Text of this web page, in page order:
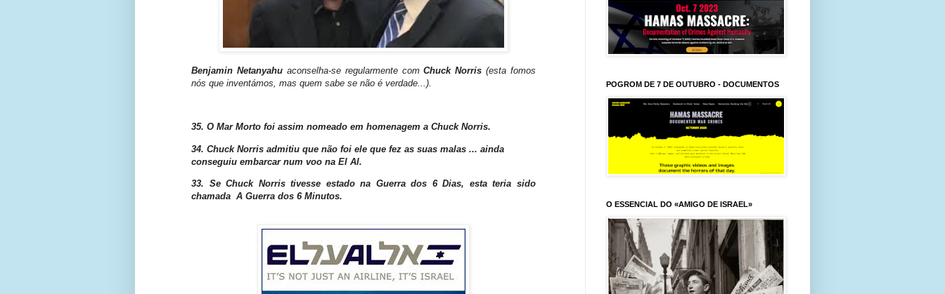
Benjamin Netanyahuaconselha-se regularmente comChuck Norris(esta fomos
nós que inventámos, mas quem sabe se não é verdade...).
35. O Mar Morto foi assim nomeado em homenagem a Chuck Norris.
34. Chuck Norris admitiu que não foi ele que fez as suas malas ... ainda
conseguiu embarcar num voo na El Al.
33. Se Chuck Norris tivesse estado na Guerra dos 6 Dias, esta teria sido
chamada A Guerra dos 6 Minutos.
POGROM DE 7 DE OUTUBRO - DOCUMENTOS
O ESSENCIAL DO «AMIGO DE ISRAEL»